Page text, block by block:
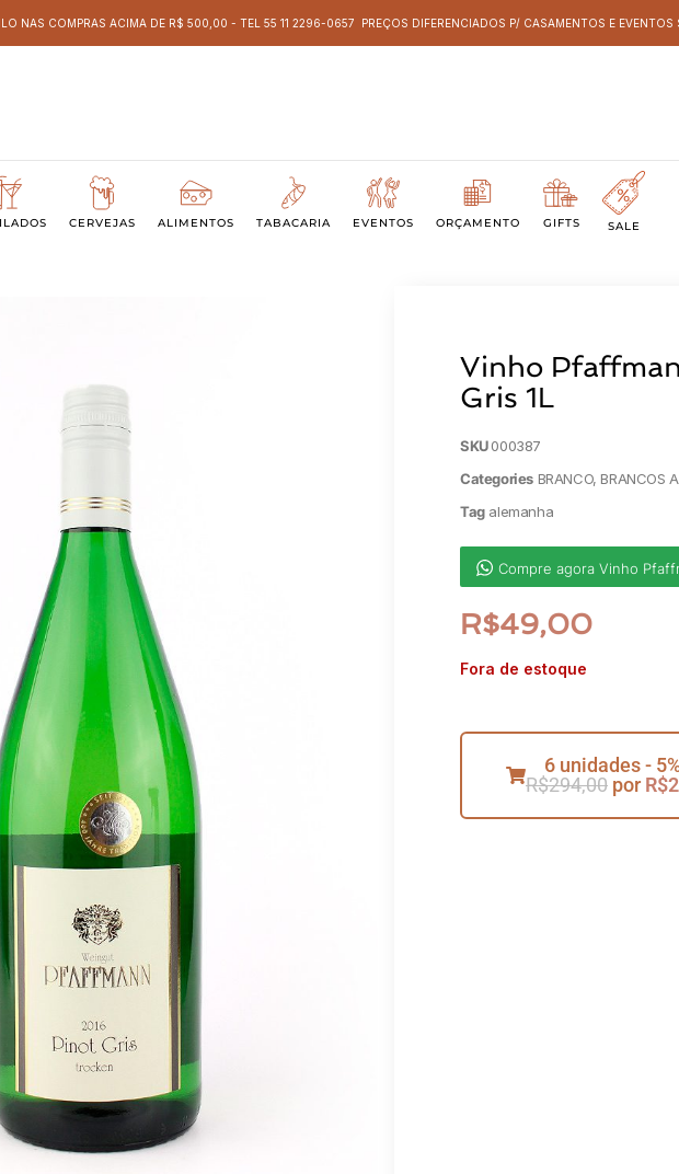
NAS COMPRAS ACIMA DE R$ 500,00 - TEL 55 11 2296-0657 PREÇOS DIFERENCIADOS P/ CASAMENTOS E EVENTOS
CERVEJAS ALIMENTOS TABACARIA EVENTOS ORÇAMENTO GIFTS SALE
Vinho
Gris 1L
SKU000387
Categories BRANCO, BRANCOS
Tag alemanha
Compre agora Vinho
R$49,00
Fora de estoque
6 unidades -
R$294,00 por R$